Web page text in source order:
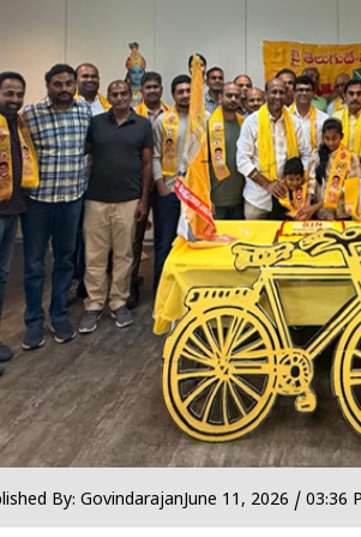
By: GovindarajanJune 11, 2026 / 03:36